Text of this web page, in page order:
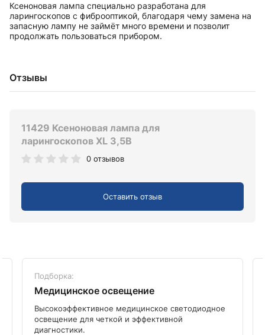
Ксеноновая лампа специально разработана для
ларингоскопов c фиброоптикой, благодаря чему замена на
запасную лампу не займёт много времени и позволит
продолжать пользоваться прибором.
Отзывы
11429 Ксеноновая лампа для
ларингоскопов XL 3,5В
0 отзывов
Оставить отзыв
Подборка:
Медицинское освещение
Высокоэффективное медицинское светодиодное
освещение для четкой и эффективной
диагностики.